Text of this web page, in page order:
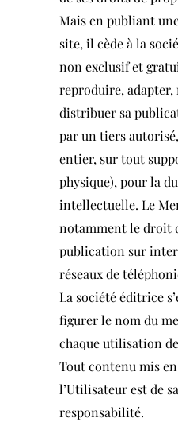
Mais en publiant
site, il cède à la
non exclusif et
reproduire,
distribuer sa
par un tiers
entier, sur tout
physique), pour la
intellectuelle. Le
notamment le droit
publication sur
réseaux de
La société éditrice
figurer le nom du
chaque utilisation
Tout contenu mis
l’Utilisateur est de
responsabilité.